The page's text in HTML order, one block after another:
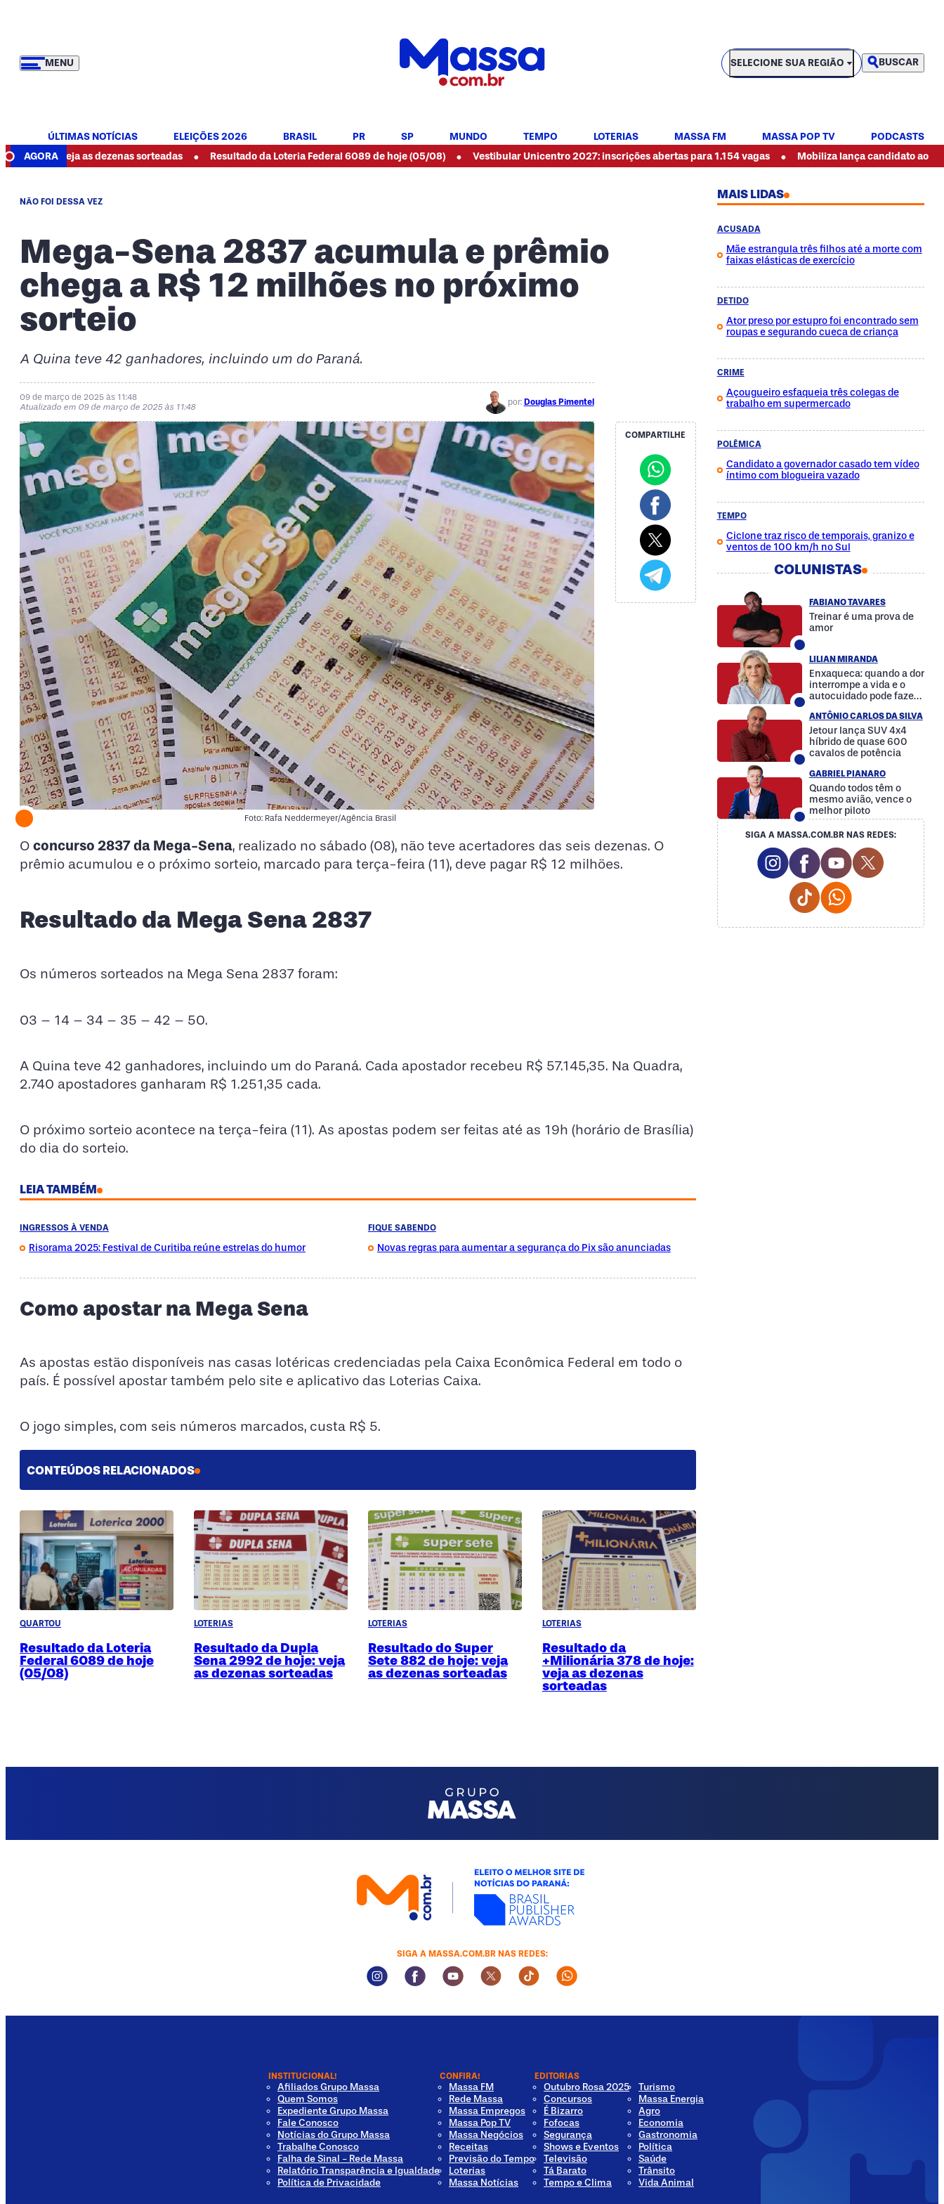
MENU
SELECIONE SUA REGIÃO
SELECIONE SUA REGIÃO BUSCAR
ÚLTIMAS NOTÍCIAS ELEIÇÕES 2026 BRASIL PR SP MUNDO TEMPO LOTERIAS MASSA FM MASSA POP TV
PODCASTS
AGORA
veja as dezenas sorteadas • Resultado da Loteria Federal 6089 de hoje (05/08) • Vestibular Unicentro 2027: inscrições abertas para 1.154 vagas • Mobiliza lança candidato ao governo do
NÃO FOI DESSA VEZ
Mega-Sena 2837 acumula e prêmio
chega a R$ 12 milhões no próximo
sorteio
A Quina teve 42 ganhadores, incluindo um do Paraná.
09 de março de 2025 às 11:48
Atualizado em 09 de março de 2025 às 11:48
por: Douglas Pimentel
Foto: Rafa Neddermeyer/Agência Brasil
COMPARTILHE
O concurso 2837 da Mega-Sena, realizado no sábado (08), não teve acertadores das seis dezenas. O
prêmio acumulou e o próximo sorteio, marcado para terça-feira (11), deve pagar R$ 12 milhões.
Resultado da Mega Sena 2837
Os números sorteados na Mega Sena 2837 foram:
03 – 14 – 34 – 35 – 42 – 50.
A Quina teve 42 ganhadores, incluindo um do Paraná. Cada apostador recebeu R$ 57.145,35. Na Quadra,
2.740 apostadores ganharam R$ 1.251,35 cada.
O próximo sorteio acontece na terça-feira (11). As apostas podem ser feitas até as 19h (horário de Brasília)
do dia do sorteio.
LEIA TAMBÉM
INGRESSOS À VENDA
Risorama 2025: Festival de Curitiba reúne estrelas do humor
FIQUE SABENDO
Novas regras para aumentar a segurança do Pix são anunciadas
Como apostar na Mega Sena
As apostas estão disponíveis nas casas lotéricas credenciadas pela Caixa Econômica Federal em todo o
país. É possível apostar também pelo site e aplicativo das Loterias Caixa.
O jogo simples, com seis números marcados, custa R$ 5.
CONTEÚDOS RELACIONADOS
QUARTOU
Resultado da Loteria
Federal 6089 de hoje
(05/08)
LOTERIAS
Resultado da Dupla
Sena 2992 de hoje: veja
as dezenas sorteadas
LOTERIAS
Resultado do Super
Sete 882 de hoje: veja
as dezenas sorteadas
LOTERIAS
Resultado da
+Milionária 378 de hoje:
veja as dezenas
sorteadas
MAIS LIDAS
ACUSADA
Mãe estrangula três filhos até a morte com
faixas elásticas de exercício
DETIDO
Ator preso por estupro foi encontrado sem
roupas e segurando cueca de criança
CRIME
Açougueiro esfaqueia três colegas de
trabalho em supermercado
POLÊMICA
Candidato a governador casado tem vídeo
íntimo com blogueira vazado
TEMPO
Ciclone traz risco de temporais, granizo e
ventos de 100 km/h no Sul
COLUNISTAS
FABIANO TAVARES
Treinar é uma prova de
amor
LILIAN MIRANDA
Enxaqueca: quando a dor
interrompe a vida e o
autocuidado pode fazer
ANTÔNIO CARLOS DA SILVA
Jetour lança SUV 4x4
híbrido de quase 600
cavalos de potência
GABRIEL PIANARO
Quando todos têm o
mesmo avião, vence o
melhor piloto
SIGA A MASSA.COM.BR NAS REDES:
Instagram Social Media
Facebook Social Media
Youtube Social
Twitter
Tiktok Social Media
Whatsapp
SIGA A MASSA.COM.BR NAS REDES:
Instagram Social Media
Facebook Social Media
Youtube Social Media
Twitter Social Media
Tiktok Social Media
Whatsapp Social Media
INSTITUCIONAL!
Afiliados Grupo Massa
Quem Somos
Expediente Grupo Massa
Fale Conosco
Notícias do Grupo Massa
Trabalhe Conosco
Falha de Sinal - Rede Massa
Relatório Transparência e Igualdade
Política de Privacidade
CONFIRA!
Massa FM
Rede Massa
Massa Empregos
Massa Pop TV
Massa Negócios
Receitas
Previsão do Tempo
Loterias
Massa Notícias
EDITORIAS
Outubro Rosa 2025
Concursos
É Bizarro
Fofocas
Segurança
Shows e Eventos
Televisão
Tá Barato
Tempo e Clima
Turismo
Massa Energia
Agro
Economia
Gastronomia
Política
Saúde
Trânsito
Vida Animal